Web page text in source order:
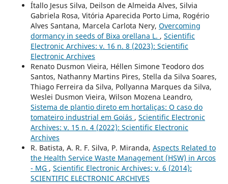
Ítallo Jesus Silva, Deilson de Almeida Alves, Silvia
Gabriela Rosa, Vitória Aparecida Porto Lima, Rogério
Alves Santana, Marcela Carlota Nery, Overcoming
dormancy in seeds of Bixa orellana L. , Scientific
Electronic Archives: v. 16 n. 8 (2023): Scientific
Electronic Archives
Renato Dusmon Vieira, Héllen Simone Teodoro dos
Santos, Nathanny Martins Pires, Stella da Silva Soares,
Thiago Ferreira da Silva, Pollyanna Marques da Silva,
Weslei Dusmon Vieira, Wilson Mozena Leandro,
Sistema de plantio direto em hortaliças: O caso do
tomateiro industrial em Goiás , Scientific Electronic
Archives: v. 15 n. 4 (2022): Scientific Electronic
Archives
R. Batista, A. R. F. Silva, P. Miranda, Aspects Related to
the Health Service Waste Management (HSW) in Arcos
- MG , Scientific Electronic Archives: v. 6 (2014):
SCIENTIFIC ELECTRONIC ARCHIVES